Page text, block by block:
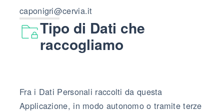
caponigri@cervia.it
Tipo di Dati che
raccogliamo
Fra i Dati Personali raccolti da questa
Applicazione, in modo autonomo o tramite terze